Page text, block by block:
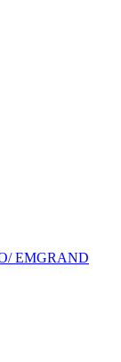
EMGRAND